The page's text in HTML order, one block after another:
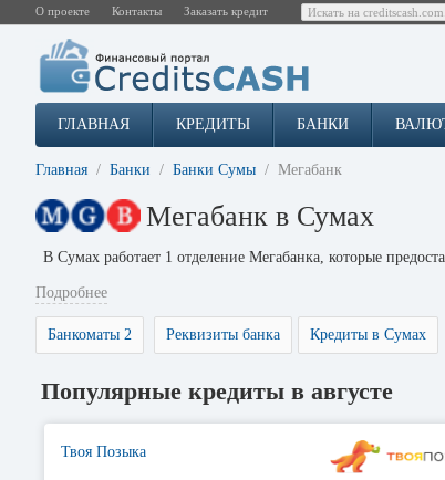
О проекте Контакты Заказать кредит
ГЛАВНАЯ КРЕДИТЫ БАНКИ
Главная Банки Банки Сумы Мегабанк
Мегабанк в Сумах
В Сумах работает 1 отделение Мегабанка, которые
Подробнее
Банкоматы 2 Реквизиты банка Кредиты в Сумах
Популярные кредиты в августе
Твоя Позыка